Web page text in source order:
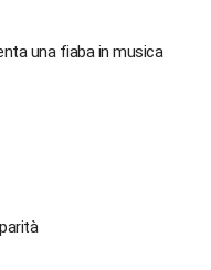
una fiaba in musica